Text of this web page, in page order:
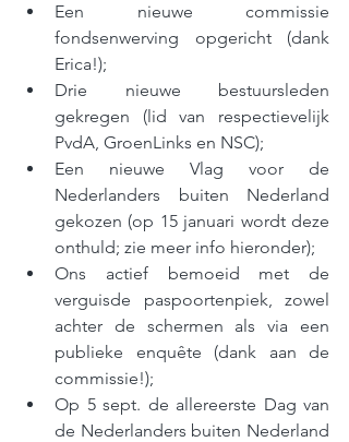
Een nieuwe commissie
fondsenwerving opgericht (dank
Erica!);
Drie nieuwe bestuursleden
gekregen (lid van respectievelijk
PvdA, GroenLinks en NSC);
Een nieuwe Vlag voor de
Nederlanders buiten Nederland
gekozen (op 15 januari wordt deze
onthuld; zie meer info hieronder);
Ons actief bemoeid met de
verguisde paspoortenpiek, zowel
achter de schermen als via een
publieke enquête (dank aan de
commissie!);
Op 5 sept. de allereerste Dag van
de Nederlanders buiten Nederland